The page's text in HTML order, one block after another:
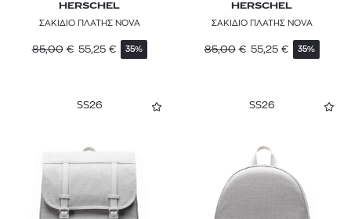
HERSCHEL
ΣΑΚΙΔΙΟ ΠΛΑΤΗΣ NOVA
85,00 € 55,25 € 35%
HERSCHEL
ΣΑΚΙΔΙΟ ΠΛΑΤΗΣ NOVA
85,00 € 55,25 € 35%
SS26 SS26